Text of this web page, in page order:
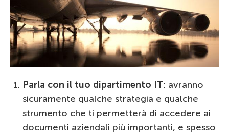
Parla con il tuo dipartimento IT: avranno
sicuramente qualche strategia e qualche
strumento che ti permetterà di accedere ai
documenti aziendali più importanti, e spesso